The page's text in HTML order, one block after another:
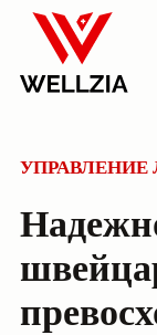
Перейти
содержимому